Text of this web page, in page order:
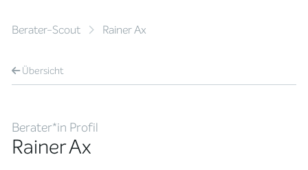
Berater-Scout Rainer Ax
Übersicht
Berater*in Profil
Rainer Ax